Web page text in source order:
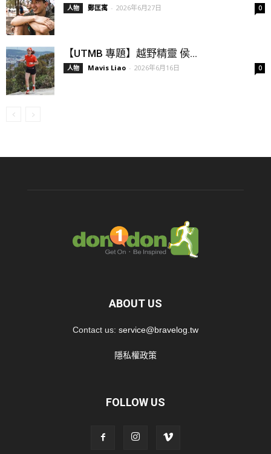
人物 鄭匡寓 - 2026年6月27日 0
【UTMB 專題】越野精靈 侯...
人物 Mavis Liao - 2026年6月16日 0
ABOUT US
Contact us: service@bravelog.tw
隱私權政策
FOLLOW US